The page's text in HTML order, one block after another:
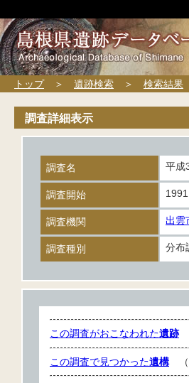
トップ＞ 遺跡検索 ＞ 検索結果
調査詳細表示
調査名 平成
調査開始 1991
調査機関 出雲
調査種別 分布
この調査がおこなわれた遺跡
この調査で見つかった遺構（0